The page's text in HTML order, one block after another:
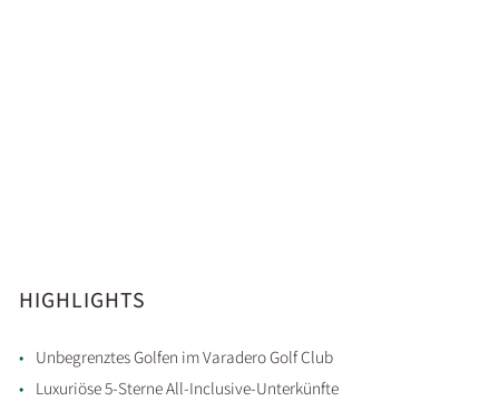
HIGHLIGHTS
Unbegrenztes Golfen im Varadero Golf Club
Luxuriöse 5-Sterne All-Inclusive-Unterkünfte